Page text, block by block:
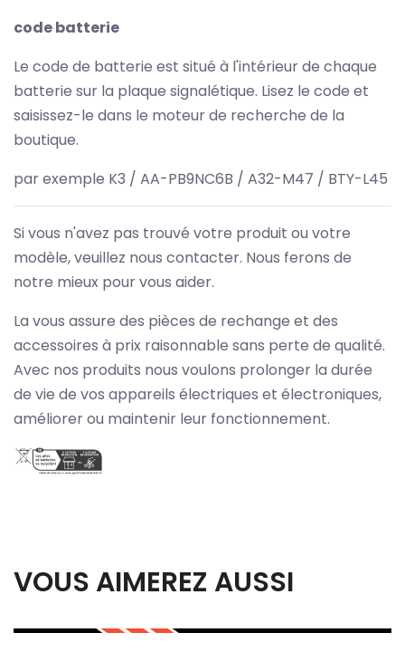
code batterie
Le code de batterie est situé à l'intérieur de chaque
batterie sur la plaque signalétique. Lisez le code et
saisissez-le dans le moteur de recherche de la
boutique.
par exemple K3 / AA-PB9NC6B / A32-M47 / BTY-L45
Si vous n'avez pas trouvé votre produit ou votre
modèle, veuillez nous contacter. Nous ferons de
notre mieux pour vous aider.
La vous assure des pièces de rechange et des
accessoires à prix raisonnable sans perte de qualité.
Avec nos produits nous voulons prolonger la durée
de vie de vos appareils électriques et électroniques,
améliorer ou maintenir leur fonctionnement.
VOUS AIMEREZ AUSSI